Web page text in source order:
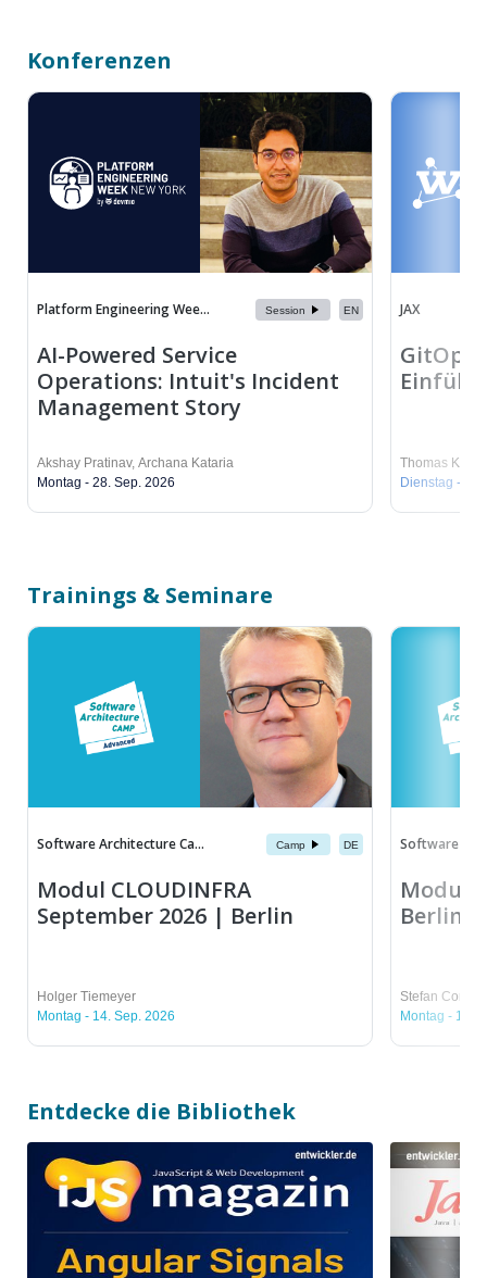
Konferenzen
Platform Engineering Wee... Session EN
AI-Powered Service
Operations: Intuit's Incident
Management Story
Akshay Pratinav, Archana Kataria
Montag - 28. Sep. 2026
JAX
GitOps
Thomas Kruse
Dienstag - 03.
Trainings & Seminare
Software Architecture Ca... Camp DE
Modul CLOUDINFRA
September 2026 | Berlin
Holger Tiemeyer
Montag - 14. Sep. 2026
Software
Modul
Berlin
Stefan Conrad
Montag - 14.
Entdecke die Bibliothek